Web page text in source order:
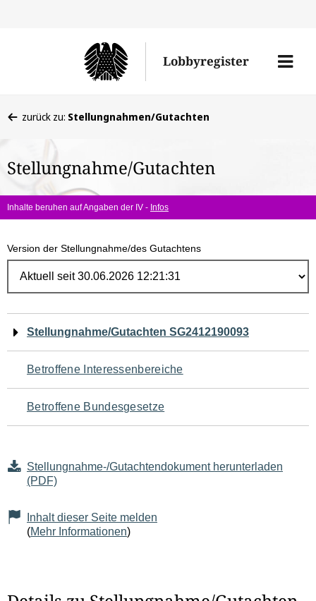
Lobbyregister
Menü
befinden
hier:
zurück zu: Stellungnahmen/Gutachten
Stellungnahme/Gutachten
Inhalte beruhen auf Angaben der IV - Infos
Version der Stellungnahme/des Gutachtens
Navigation
für
den
Seiteninhalt
Stellungnahme/Gutachten SG2412190093
Betroffene Interessenbereiche
Betroffene Bundesgesetze
Stellungnahme-/Gutachtendokument herunterladen
(PDF)
Inhalt dieser Seite melden
(Mehr Informationen)